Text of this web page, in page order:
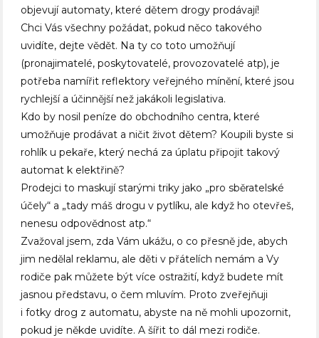
objevují automaty, které dětem drogy prodávají!
Chci Vás všechny požádat, pokud něco takového
uvidíte, dejte vědět. Na ty co toto umožňují
(pronajimatelé, poskytovatelé, provozovatelé atp), je
potřeba namířit reflektory veřejného mínění, které jsou
rychlejší a účinnější než jakákoli legislativa.
Kdo by nosil peníze do obchodního centra, které
umožňuje prodávat a ničit život dětem? Koupili byste si
rohlík u pekaře, který nechá za úplatu připojit takový
automat k elektřině?
Prodejci to maskují starými triky jako „pro sběratelské
účely“ a „tady máš drogu v pytlíku, ale když ho otevřeš,
nenesu odpovědnost atp.“
Zvažoval jsem, zda Vám ukážu, o co přesně jde, abych
jim nedělal reklamu, ale děti v přátelích nemám a Vy
rodiče pak můžete být více ostražití, když budete mít
jasnou představu, o čem mluvím. Proto zveřejňuji
i fotky drog z automatu, abyste na ně mohli upozornit,
pokud je někde uvidíte. A šířit to dál mezi rodiče.